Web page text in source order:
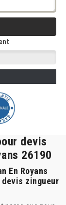
devis
26190
En Royans
devis zingueur